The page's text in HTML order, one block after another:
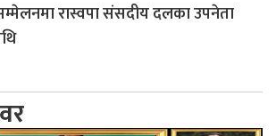
रास्वपा संसदीय दलका उपनेता